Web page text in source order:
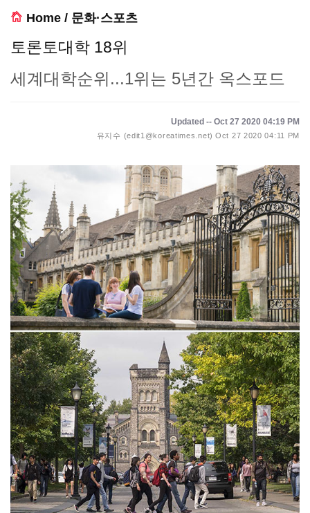
Home / 문화·스포츠
토론토대학 18위
세계대학순위...1위는 5년간 옥스포드
Updated -- Oct 27 2020 04:19 PM
유지수 (edit1@koreatimes.net) Oct 27 2020 04:11 PM